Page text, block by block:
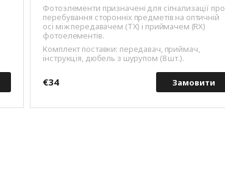
Фотоэлементи призначенi для сiгнализацiї про
перебування стороннiх предметiв на оптичнiй
осi мiж передавачем (ТХ) i приймачем (RX)
фотоелементiв.
Комплект поставки: передавач, приймач,
iнструкцiя, дюбель з шурупом (8 шт.).
€34 Замовити